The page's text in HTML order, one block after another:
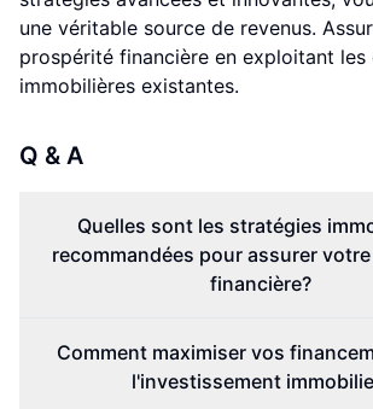
une véritable source de revenus.
prospérité financière en exploitant
immobilières existantes.
Q & A
Quelles sont les stratégies
recommandées pour assurer
financière?
Comment maximiser vos
l'investissement